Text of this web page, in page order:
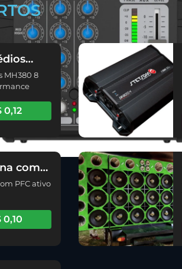
Alta
MH380 8
0,12
com
PFC ativo
0,10